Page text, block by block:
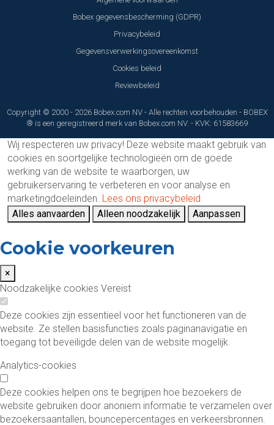
Bobex gegevensbescherming (GDPR)
Privacybeleid
Gegevensverwerkingsovereenkomst
Cookies beleid
Reviewbeleid
Copyright © 2000 - 2026 Bobex.com NV - Alle rechten voorbehouden - BOBEX
® is een geregistreerd merk van Bobex.com NV. - KVK: 61583669
Wij respecteren uw privacy! Deze website maakt gebruik van
cookies en soortgelijke technologieën om de goede
werking van de website te waarborgen, uw
gebruikerservaring te verbeteren en voor analyse en
marketingdoeleinden. Lees ons privacybeleid
Alles aanvaarden
Alleen noodzakelijk Aanpassen
Cookie voorkeuren
×
Noodzakelijke cookies Vereist
Deze cookies zijn essentieel voor het functioneren van de
website. Ze stellen basisfuncties zoals paginanavigatie en
toegang tot beveiligde delen van de website mogelijk.
Analytics-cookies
Deze cookies helpen ons te begrijpen hoe bezoekers de
website gebruiken door anoniem informatie te verzamelen over
bezoekersaantallen, bouncepercentages en verkeersbronnen.